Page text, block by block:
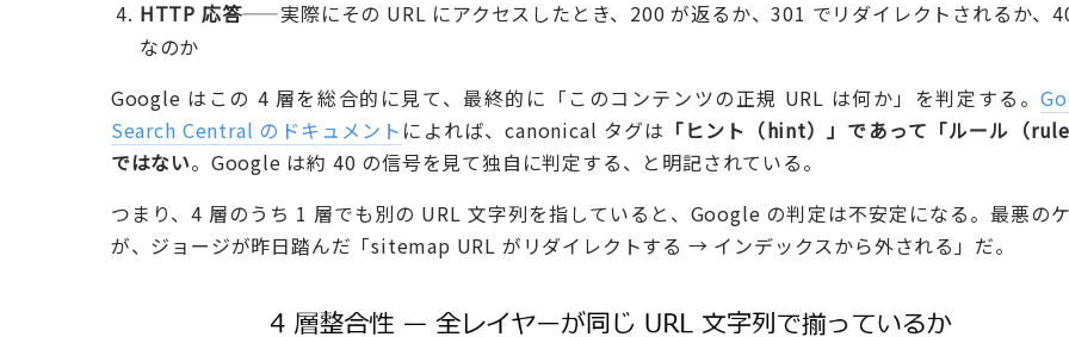
HTTP 応答——実際にその URL にアクセスしたとき、200 が返るか、301 でリダイレクトされるか、
なのか
Google はこの 4 層を総合的に見て、最終的に「このコンテンツの正規 URL は何か」を判定する。
Search Central のドキュメント によれば、canonical タグは 「ヒント（hint）」であって「ルール（
ではない。Google は約 40 の信号を見て独自に判定する、と明記されている。
つまり、4 層のうち 1 層でも別の URL 文字列を指していると、Google の判定は不安定になる。最悪の
が、ジョージが昨日踏んだ「sitemap URL がリダイレクトする → インデックスから外される」だ。